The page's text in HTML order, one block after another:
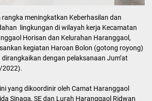
rangka meningkatkan Keberhasilan dan
lingkungan di wilayah kerja Kecamatan
Horisan dan Kelurahan Haranggaol,
kegiatan Haroan Bolon (gotong royong)
dirangkaikan dengan pelaksanaan Jum’at
2022).
yang dikoordinir oleh Camat Haranggaol
Sinaga, SE dan Lurah Haranggaol Ridwan